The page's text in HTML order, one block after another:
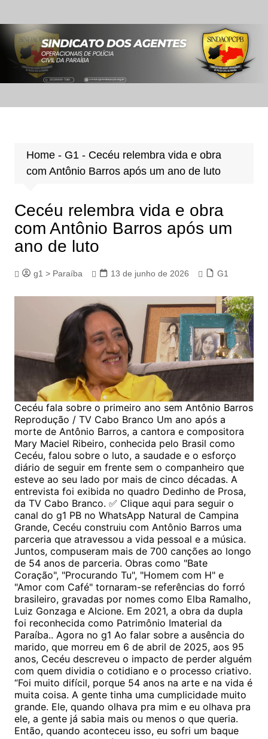
para
conteúdo
Home- G1 - Cecéu relembra vida e obra
com Antônio Barros após um ano de luto
Cecéu relembra vida e obra
com Antônio Barros após um
ano de luto
g1 > Paraíba 13 de junho de 2026 G1
Cecéu fala sobre o primeiro ano sem Antônio Barros
Reprodução / TV Cabo Branco Um ano após a
morte de Antônio Barros, a cantora e compositora
Mary Maciel Ribeiro, conhecida pelo Brasil como
Cecéu, falou sobre o luto, a saudade e o esforço
diário de seguir em frente sem o companheiro que
esteve ao seu lado por mais de cinco décadas. A
entrevista foi exibida no quadro Dedinho de Prosa,
da TV Cabo Branco. ✅ Clique aqui para seguir o
canal do g1 PB no WhatsApp Natural de Campina
Grande, Cecéu construiu com Antônio Barros uma
parceria que atravessou a vida pessoal e a música.
Juntos, compuseram mais de 700 canções ao longo
de 54 anos de parceria. Obras como "Bate
Coração", "Procurando Tu", "Homem com H" e
"Amor com Café" tornaram-se referências do forró
brasileiro, gravadas por nomes como Elba Ramalho,
Luiz Gonzaga e Alcione. Em 2021, a obra da dupla
foi reconhecida como Patrimônio Imaterial da
Paraíba.. Agora no g1 Ao falar sobre a ausência do
marido, que morreu em 6 de abril de 2025, aos 95
anos, Cecéu descreveu o impacto de perder alguém
com quem dividia o cotidiano e o processo criativo.
“Foi muito difícil, porque 54 anos na arte e na vida é
muita coisa. A gente tinha uma cumplicidade muito
grande. Ele, quando olhava pra mim e eu olhava pra
ele, a gente já sabia mais ou menos o que queria.
Então, quando aconteceu isso, eu sofri um baque